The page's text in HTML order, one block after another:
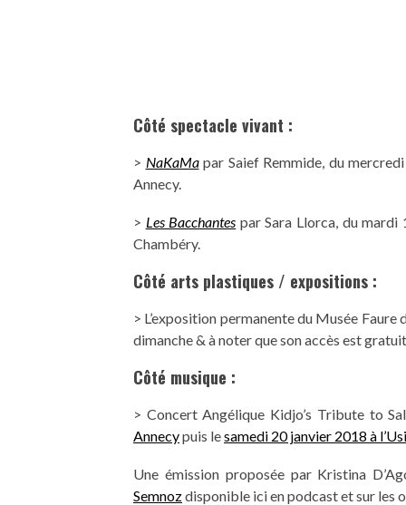
Côté spectacle vivant :
> NaKaMapar Saief Remmide, du
Annecy.
> Les Bacchantes par Sara Llorca, du
Chambéry.
Côté arts plastiques / expositions :
> L’exposition permanente du Musée
dimanche & à noter que son accès est
Côté musique :
> Concert Angélique Kidjo’s Tribute to
Annecypuis lesamedi 20 janvier 2018 à
Une émission proposée par Kristina
Semnozdisponible ici en podcast et sur les